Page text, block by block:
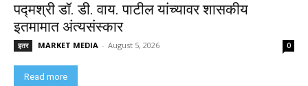
पद्मश्री डॉ. डी. वाय. पाटील यांच्यावर शासकीय
इतमामात अंत्यसंस्कार
इतर MARKET MEDIA - August 5, 2026 0
Read more